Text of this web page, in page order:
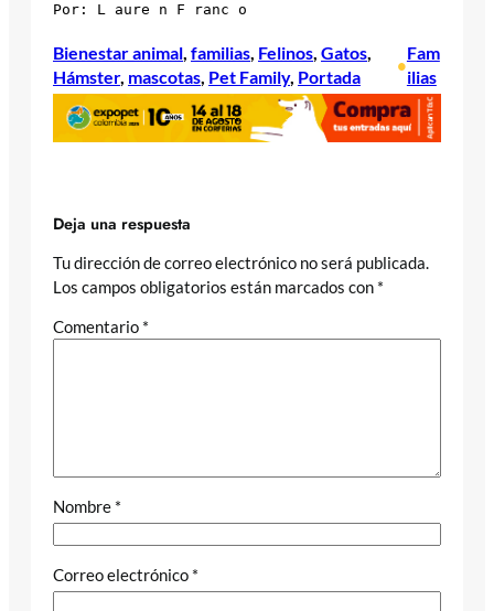
Por: L aure n F ranc o
Bienestar animal, familias, Felinos, Gatos
Hámster, mascotas, Pet Family, Portada
•
Fam
ilias
Deja una respuesta
Tu dirección de correo electrónico no será publicada.
Los campos obligatorios están marcados con *
Comentario *
Nombre *
Correo electrónico *